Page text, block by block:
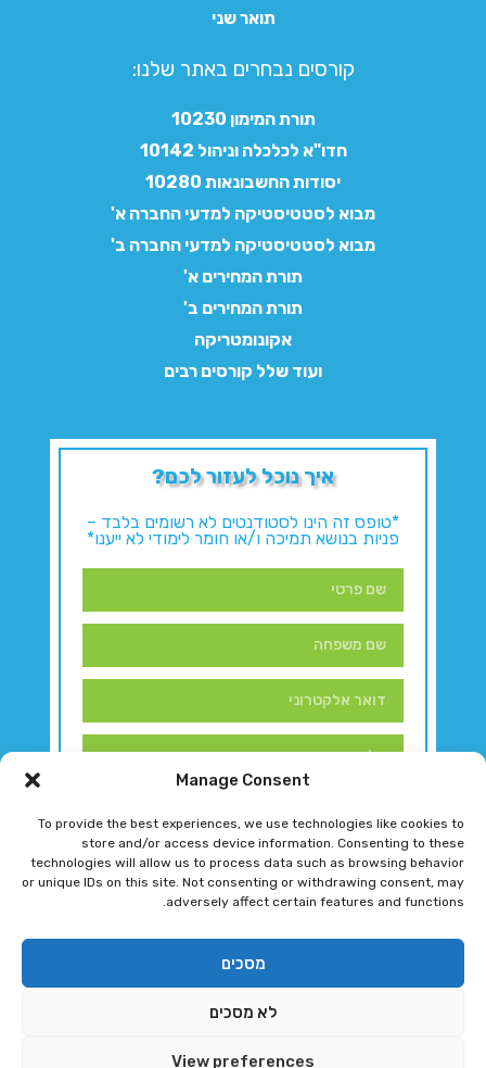
Manage Consent
To provide the best experiences, we use technologies like cookies to
store and/or access device information. Consenting to these
technologies will allow us to process data such as browsing behavior
or unique IDs on this site. Not consenting or withdrawing consent, may
adversely affect certain features and functions.
מסכים
לא מסכים
View preferences
תואר שני
קורסים נבחרים באתר שלנו:​
תורת המימון 10230
חדו"א לכלכלה וניהול 10142
יסודות החשבונאות 10280
מבוא לסטטיסטיקה למדעי החברה א'
מבוא לסטטיסטיקה למדעי החברה ב'
תורת המחירים א'
תורת המחירים ב'
אקונומטריקה
ועוד שלל קורסים רבים
איך נוכל לעזור לכם?
*טופס זה הינו לסטודנטים לא רשומים בלבד –
פניות בנושא תמיכה ו/או חומר לימודי לא ייענו*